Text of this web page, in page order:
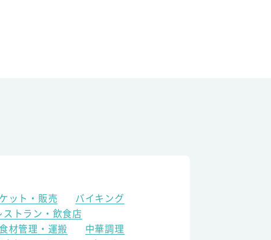
ット・販売
バイキング
ストラン・飲食店
材管理・運搬
中華調理